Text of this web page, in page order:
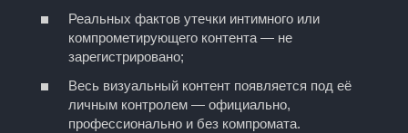
Реальных фактов утечки интимного или
компрометирующего контента — не
зарегистрировано;
Весь визуальный контент появляется под её
личным контролем — официально,
профессионально и без компромата.